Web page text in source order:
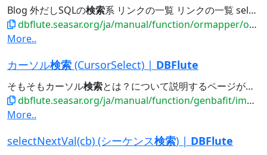
Blog 外だしSQLの検索系 リンクの一覧 リンクの一覧 selectList() リスト
dbflute.seasar.org/ja/manual/function/ormapper/outsidesql/select/index.html
More..
カーソル検索 (CursorSelect) | DBFlute
そもそもカーソル検索とは？について説明するページがあります。 カーソル
dbflute.seasar.org/ja/manual/function/genbafit/implfit/cursorselect/index.html
More..
selectNextVal(cb) (シーケンス検索) | DBFlute